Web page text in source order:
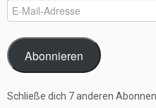
E-
Mail-
Adresse
Abonnieren
Schließe dich 7 anderen